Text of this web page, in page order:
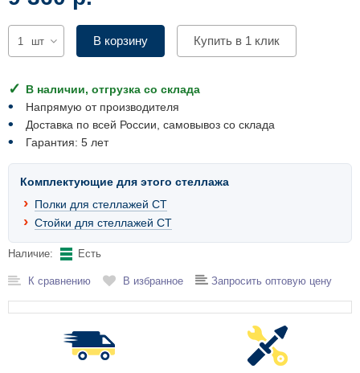
шт В корзину Купить в 1 клик
В наличии, отгрузка со склада
Напрямую от производителя
Доставка по всей России, самовывоз со склада
Гарантия: 5 лет
Комплектующие для этого стеллажа
Полки для стеллажей СТ
Стойки для стеллажей СТ
Наличие: Есть
К сравнению В избранное Запросить оптовую цену
Комплектующие для шкафов